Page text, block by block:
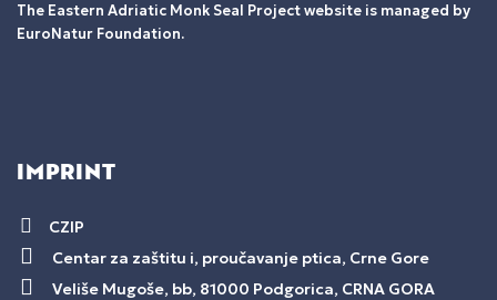
The Eastern Adriatic Monk Seal Project website is managed by
EuroNatur Foundation.
IMPRINT
CZIP
Centar za zaštitu i, proučavanje ptica, Crne Gore
Veliše Mugoše, bb, 81000 Podgorica, CRNA GORA